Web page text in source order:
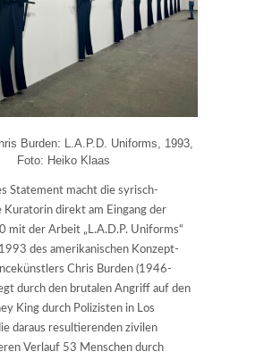
Burden: L.A.P.D. Uniforms, 1993,
Foto: Heiko Klaas
Statement macht die syrisch-
Kuratorin direkt am Eingang der
mit der Arbeit „L.A.D.P. Uniforms“
des amerikanischen Konzept-
Chris Burden (1946-
durch den brutalen Angriff auf den
King durch Polizisten in Los
daraus resultierenden zivilen
Verlauf 53 Menschen durch